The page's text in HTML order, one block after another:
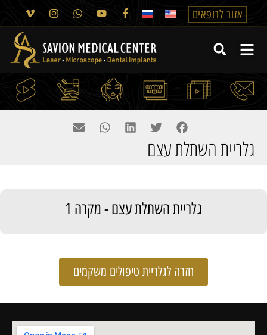
אזור לרופאים
גלריית השתלת עצם
גלריית השתלת עצם - מקרה 1
חזרה לגלריית טיפולים משקמים